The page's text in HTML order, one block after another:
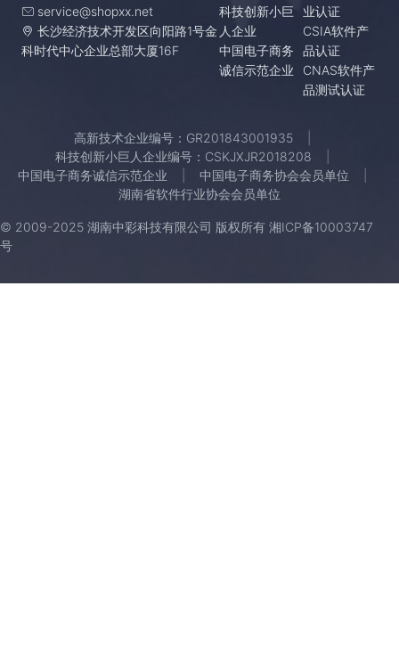
service@shopxx.net
长沙经济技术开发区向阳路1号金
科时代中心企业总部大厦16F
科技创新小巨
人企业
中国电子商务
诚信示范企业
业认证
CSIA软件产
品认证
CNAS软件产
品测试认证
高新技术企业编号：GR201843001935
科技创新小巨人企业编号：CSKJXJR2018208
中国电子商务诚信示范企业
中国电子商务协会会员单位
湖南省软件行业协会会员单位
© 2009-2025 湖南中彩科技有限公司 版权所有 湘ICP备10003747
号